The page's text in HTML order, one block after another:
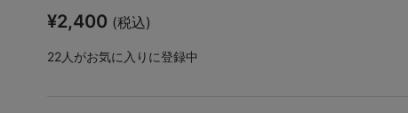
¥2,400 (税込)
22人がお気に入りに登録中